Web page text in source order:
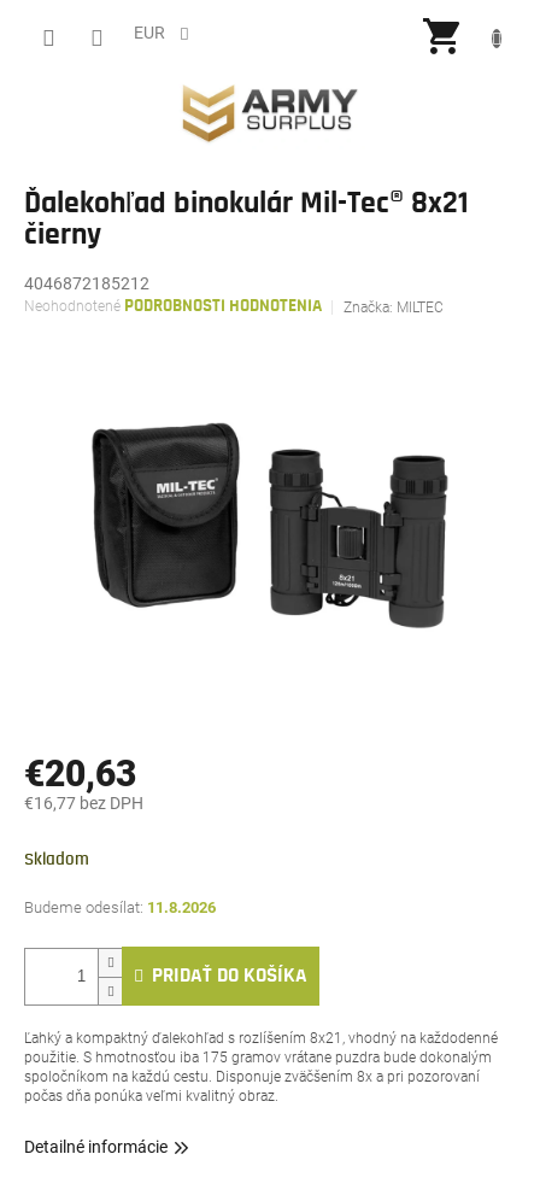
EUR
Ďalekohľad binokulár Mil-Tec® 8x21
čierny
4046872185212
Priemerné
hviezdičiek.
Neohodnotené PODROBNOSTI HODNOTENIA Značka: MILTEC
€20,63
€16,77 bez DPH
cena:
Skladom
11.8.2026
PRIDAŤ DO KOŠÍKA
Ľahký a kompaktný ďalekohľad s rozlíšením 8x21, vhodný na každodenné
použitie. S hmotnosťou iba 175 gramov vrátane puzdra bude dokonalým
spoločníkom na každú cestu. Disponuje zväčšením 8x a pri pozorovaní
počas dňa ponúka veľmi kvalitný obraz.
Detailné informácie